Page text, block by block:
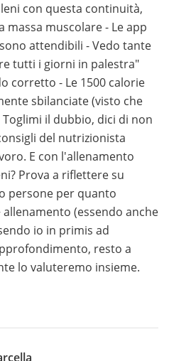
con questa continuità,
muscolare - Le app
attendibili - Vedo tante
tutti i giorni in palestra"
corretto - Le 1500 calorie
sbilanciate (visto che
il dubbio, dici di non
del nutrizionista
E con l'allenamento
Prova a riflettere su
persone per quanto
(essendo anche
io in primis ad
resto a
lo valuteremo insieme.